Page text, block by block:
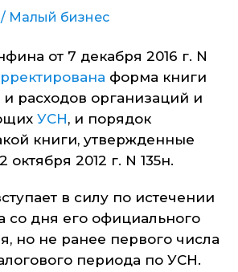
Малый бизнес
от 7 декабря 2016 г. N
форма книги
и расходов организаций и
УСН, и порядок
книги, утвержденные
октября 2012 г. N 135н.
в силу по истечении
со дня его официального
но не ранее первого числа
периода по УСН.